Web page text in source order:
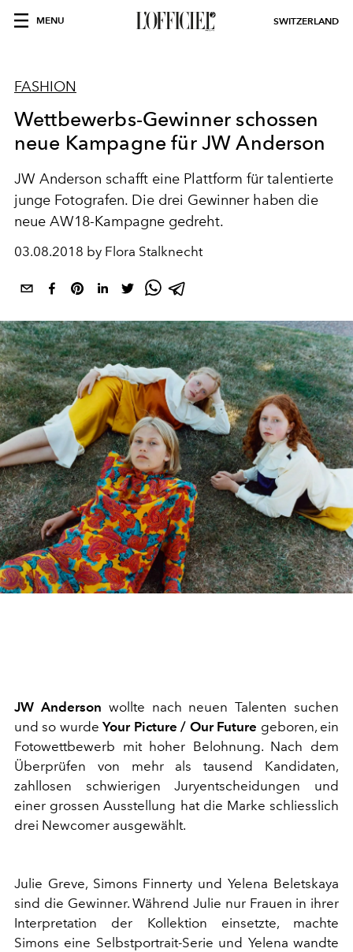
MENU SWITZERLAND
FASHION
Wettbewerbs-Gewinner schossen
neue Kampagne für JW Anderson
JW Anderson schafft eine Plattform für talentierte
junge Fotografen. Die drei Gewinner haben die
neue AW18-Kampagne gedreht.
03.08.2018 by Flora Stalknecht
JW Anderson wollte nach neuen Talenten suchen
und so wurdeYour Picture / Our Future geboren, ein
Fotowettbewerb mit hoher Belohnung. Nach dem
Überprüfen von mehr als tausend Kandidaten,
zahllosen schwierigen Juryentscheidungen und
einer grossen Ausstellung hat die Marke schliesslich
drei Newcomer ausgewählt.
Julie Greve, Simons Finnerty und Yelena Beletskaya
sind die Gewinner. Während Julie nur Frauen in ihrer
Interpretation der Kollektion einsetzte, machte
Simons eine Selbstportrait-Serie und Yelena wandte